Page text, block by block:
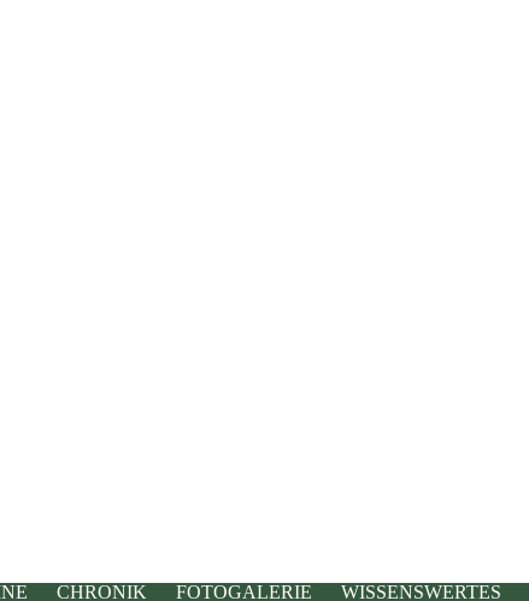
CHRONIK FOTOGALERIE WISSENSWERTES